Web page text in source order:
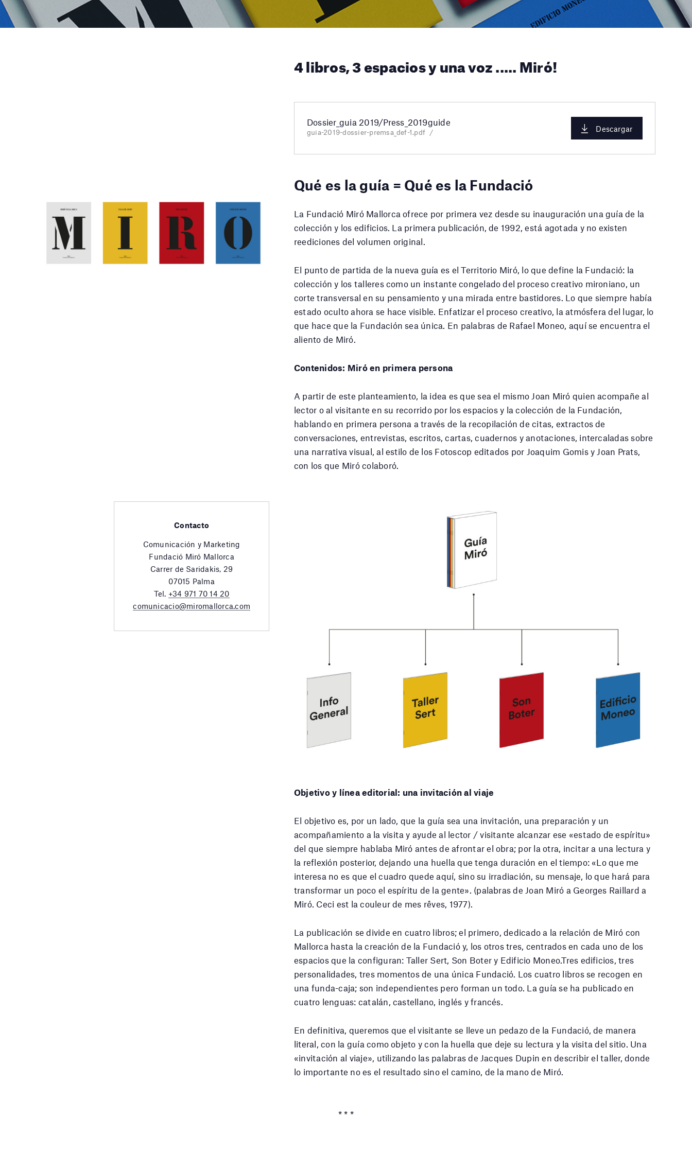
4 libros, 3 espacios y una voz ..... Miró!
Dossier_guia 2019/Press_2019guide
guia-2019-dossier-premsa_def-1.pdf Descargar
Qué es la guía = Qué es la Fundació
La Fundació Miró Mallorca ofrece por primera vez desde su inauguración una guía de la
colección y los edificios. La primera publicación, de 1992, está agotada y no existen
reediciones del volumen original.
El punto de partida de la nueva guía es el Territorio Miró, lo que define la Fundació: la
colección y los talleres como un instante congelado del proceso creativo mironiano, un
corte transversal en su pensamiento y una mirada entre bastidores. Lo que siempre había
estado oculto ahora se hace visible. Enfatizar el proceso creativo, la atmósfera del lugar, lo
que hace que la Fundación sea única. En palabras de Rafael Moneo, aquí se encuentra el
aliento de Miró.
Contenidos: Miró en primera persona
A partir de este planteamiento, la idea es que sea el mismo Joan Miró quien acompañe al
lector o al visitante en su recorrido por los espacios y la colección de la Fundación,
hablando en primera persona a través de la recopilación de citas, extractos de
conversaciones, entrevistas, escritos, cartas, cuadernos y anotaciones, intercaladas sobre
una narrativa visual, al estilo de los Fotoscop editados por Joaquim Gomis y Joan Prats,
con los que Miró colaboró.
Contacto
Comunicación y Marketing
Fundació Miró Mallorca
Carrer de Saridakis, 29
07015 Palma
Tel. +34 971 70 14 20
comunicacio@miromallorca.com
Objetivo y línea editorial: una invitación al viaje
El objetivo es, por un lado, que la guía sea una invitación, una preparación y un
acompañamiento a la visita y ayude al lector / visitante alcanzar ese «estado de espíritu»
del que siempre hablaba Miró antes de afrontar el obra; por la otra, incitar a una lectura y
la reflexión posterior, dejando una huella que tenga duración en el tiempo: «Lo que me
interesa no es que el cuadro quede aquí, sino su irradiación, su mensaje, lo que hará para
transformar un poco el espíritu de la gente». (palabras de Joan Miró a Georges Raillard a
Miró. Ceci est la couleur de mes rêves, 1977).
La publicación se divide en cuatro libros; el primero, dedicado a la relación de Miró con
Mallorca hasta la creación de la Fundació y, los otros tres, centrados en cada uno de los
espacios que la configuran: Taller Sert, Son Boter y Edificio Moneo.Tres edificios, tres
personalidades, tres momentos de una única Fundació. Los cuatro libros se recogen en
una funda-caja; son independientes pero forman un todo. La guía se ha publicado en
cuatro lenguas: catalán, castellano, inglés y francés.
En definitiva, queremos que el visitante se lleve un pedazo de la Fundació, de manera
literal, con la guía como objeto y con la huella que deje su lectura y la visita del sitio. Una
«invitación al viaje», utilizando las palabras de Jacques Dupin en describir el taller, donde
lo importante no es el resultado sino el camino, de la mano de Miró.
* * *